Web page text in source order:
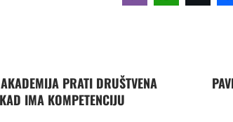
PRATI DRUŠTVENA
IMA KOMPETENCIJU